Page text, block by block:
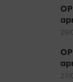
29/
27/